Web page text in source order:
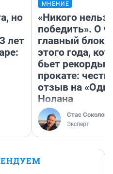
но
лет
МНЕНИЕ
«Никого нельзя
победить». О
главный
этого года,
бьет рекорды в
прокате:
отзыв на
Нолана
Стас Соколов
Эксперт